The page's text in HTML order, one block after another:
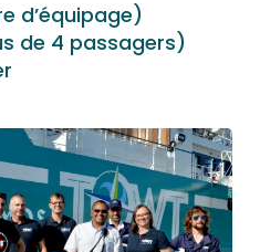
d’équipage)
de 4 passagers)